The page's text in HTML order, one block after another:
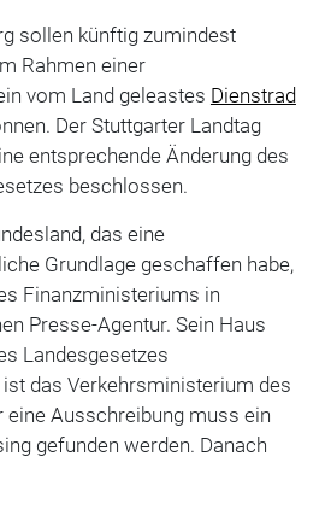
sollen künftig zumindest
Rahmen einer
vom Land geleastes Dienstrad
Der Stuttgarter Landtag
entsprechende Änderung des
beschlossen.
das eine
Grundlage geschaffen habe,
Finanzministeriums in
Presse-Agentur. Sein Haus
Landesgesetzes
das Verkehrsministerium des
eine Ausschreibung muss ein
gefunden werden. Danach